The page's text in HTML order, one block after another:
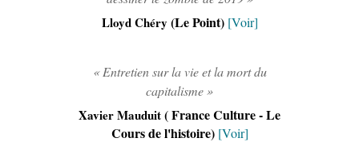
Lloyd Chéry (Le Point) [Voir]
« Entretien sur la vie et la mort du
capitalisme »
Xavier Mauduit( France Culture - Le
Cours de l'histoire) [Voir]